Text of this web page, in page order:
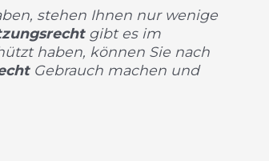
stehen Ihnen nur wenige
gibt es im
haben, können Sie nach
Gebrauch machen und